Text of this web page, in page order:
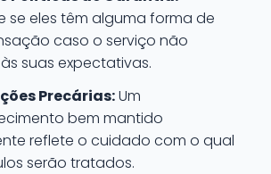
se eles têm alguma forma de
caso o serviço não
suas expectativas.
Precárias:Um
bem mantido
reflete o cuidado com o qual
serão tratados.